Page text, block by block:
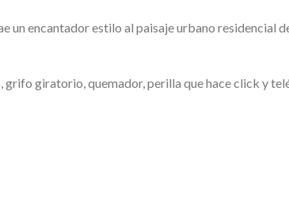
encantador estilo al paisaje urbano residencial
giratorio, quemador, perilla que hace click y